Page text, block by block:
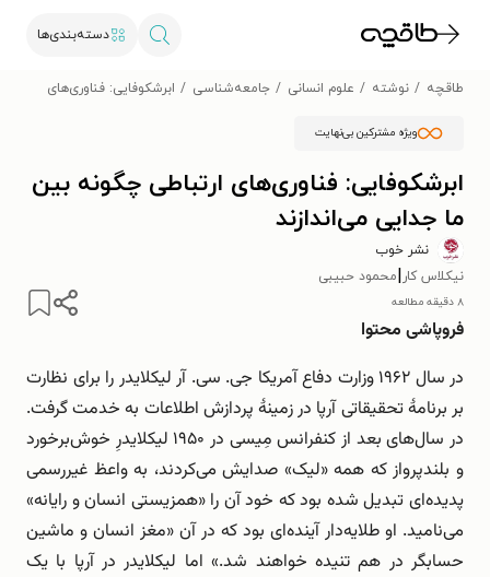
دسته‌بندی‌ها
طاقچه نوشته علوم انسانی جامعه‌شناسی ابرشکوفایی: فناوری‌های
ویژه مشترکین بی‌نهایت
ابرشکوفایی: فناوری‌های ارتباطی چگونه بین
ما جدایی می‌اندازند
نشر خوب
نیکلاس کار محمود حبیبی
۸ دقیقه مطالعه
فروپاشی محتوا
در سال ۱۹۶۲ وزارت دفاع آمریکا جی. سی. آر لیکلایدر را برای نظارت
بر برنامۀ تحقیقاتی آرپا در زمینۀ پردازش اطلاعات به خدمت گرفت.
در سال‌های بعد از کنفرانس مِیسی در ۱۹۵۰ لیکلایدرِ خوش‌برخورد
و بلندپرواز که همه «لیک» صدایش می‌کردند، به واعظ غیررسمی
پدیده‌ای تبدیل شده بود که خود آن را «همزیستی انسان و رایانه»
می‌نامید. او طلایه‌دار آینده‌ای بود که در آن «مغز انسان و ماشین
حسابگر در هم تنیده خواهند شد.» اما لیکلایدر در آرپا با یک